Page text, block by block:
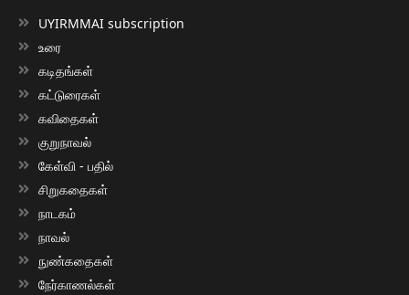
UYIRMMAI subscription
உரை
கடிதங்கள்
கட்டுரைகள்
கவிதைகள்
குறுநாவல்
கேள்வி - பதில்
சிறுகதைகள்
நாடகம்
நாவல்
நுண்கதைகள்
நேர்காணல்கள்